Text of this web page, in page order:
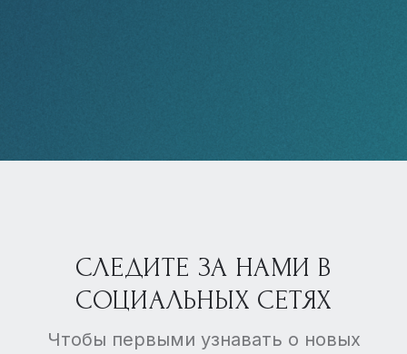
СЛЕДИТЕ ЗА НАМИ В
СОЦИАЛЬНЫХ СЕТЯХ
Чтобы первыми узнавать о новых